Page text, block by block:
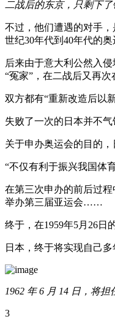
二战后的东京，只剩下
不过，他们遭遇的对手
世纪30年代到40年代的
后来由于意大利公然入
“冤家”，在二战后又再次
双方都有“重新改造后以
失败了一次的日本并不气
关于申办奥运会的目的
“不仅有利于振兴我国体
在第三次申办的前后过
举办第三届亚运会……
终于，在1959年5月26日
日本，终于将实现自己多
1962 年 6 月 14 日，将
3